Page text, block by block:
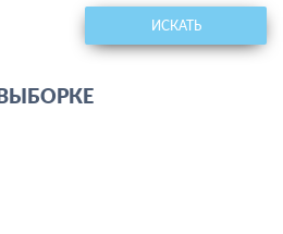
ИСКАТЬ